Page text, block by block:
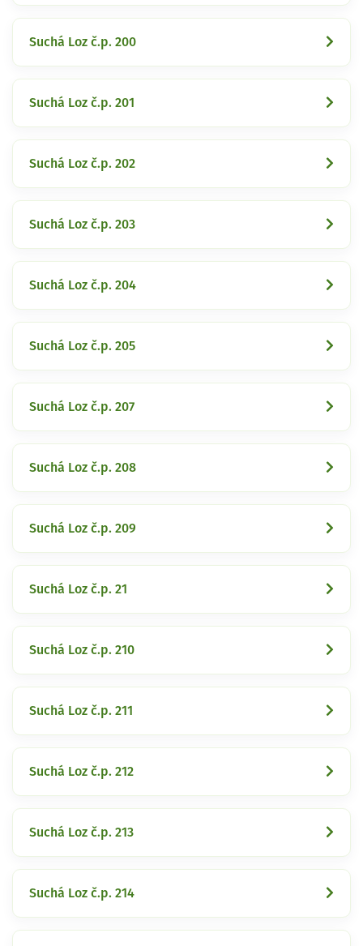
Suchá Loz č.p. 200
Suchá Loz č.p. 201
Suchá Loz č.p. 202
Suchá Loz č.p. 203
Suchá Loz č.p. 204
Suchá Loz č.p. 205
Suchá Loz č.p. 207
Suchá Loz č.p. 208
Suchá Loz č.p. 209
Suchá Loz č.p. 21
Suchá Loz č.p. 210
Suchá Loz č.p. 211
Suchá Loz č.p. 212
Suchá Loz č.p. 213
Suchá Loz č.p. 214